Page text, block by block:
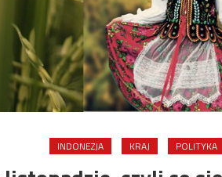
INDONEZJA KRAJ POLITYKA